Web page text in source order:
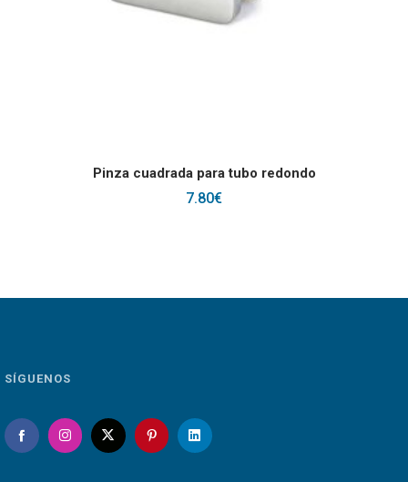
SELECCIONAR OPCIONES
Pinza cuadrada para tubo redondo
7.80€
SÍGUENOS